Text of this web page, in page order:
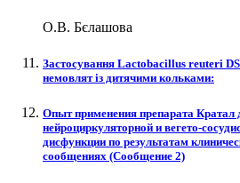
О.В. Бєлашова
Застосування Lactobacillus reuteri
немовлят із дитячими кольками:
Опыт применения препарата Кратал
нейроциркуляторной и вегето-
дисфункции по результатам
сообщениях (Cообщение 2)